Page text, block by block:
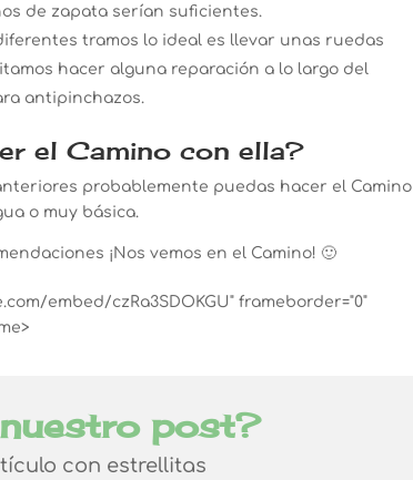
de zapata serían suficientes.
tramos lo ideal es llevar unas ruedas
hacer alguna reparación a lo largo del
antipinchazos.
el Camino con ella?
probablemente puedas hacer el Camino
o muy básica.
¡Nos vemos en el Camino! 🙂
embed/czRa3SDOKGU" frameborder="0"
post?
con estrellitas